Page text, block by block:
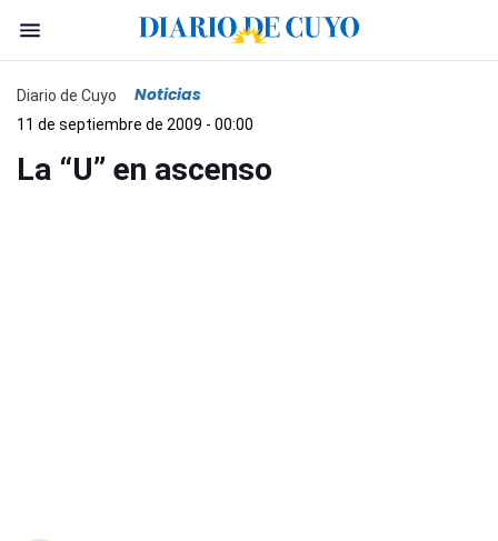
Diario de Cuyo Noticias
11 de septiembre de 2009 - 00:00
La “U” en ascenso